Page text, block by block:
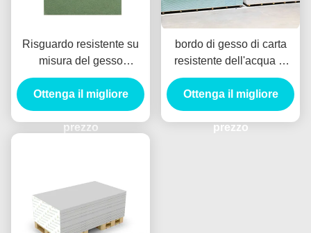
Risguardo resistente su
misura del gesso
dell'umidità e del fuoco
affrontato per l'edificio per
uffici
Ottenga il migliore
prezzo
bordo di gesso di carta
resistente dell'acqua di
12mm decorativo per il
soffitto
Ottenga il migliore
prezzo